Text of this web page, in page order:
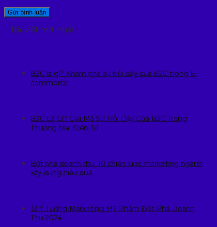
Bài viết mới nhất
B2C là gì? Khám phá sự trỗi dậy của B2C trong E-
commerce
B2C Là Gì? Giải Mã Sự Trỗi Dậy Của B2C Trong
Thương Mại Điện Tử
Bứt phá doanh thu: 10 chiến lược marketing ngành
xây dựng hiệu quả
12 Ý Tưởng Marketing Mỹ Phẩm Đột Phá Doanh
Thu 2024